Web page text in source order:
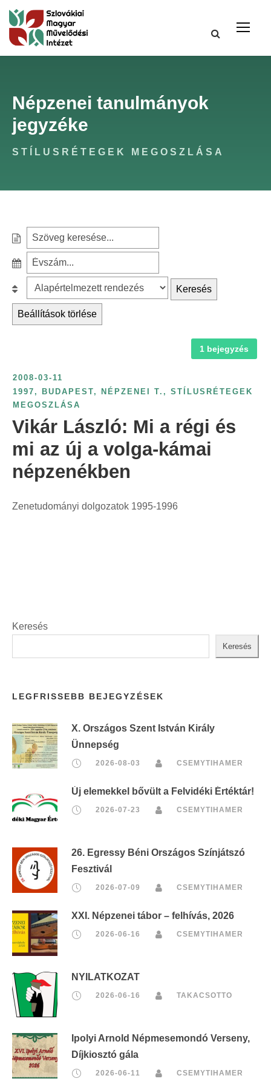
Népzenei tanulmányok
jegyzéke
STÍLUSRÉTEGEK MEGOSZLÁSA
e
c
h
:
z
é
v
s
z
á
m
s
z
r
e
s
l
á
:
Keresés
Beállítások törlése
1 bejegyzés
2008-03-11
1997 , BUDAPEST, NÉPZENEI T. , STÍLUSRÉTEGEK
MEGOSZLÁSA
Vikár László: Mi a régi és
mi az új a volga-kámai
népzenékben
Zenetudományi dolgozatok 1995-1996
Keresés
Keresés
LEGFRISSEBB BEJEGYZÉSEK
X. Országos Szent István Király
Ünnepség
2026-08-03 CSEMYTIHAMER
Új elemekkel bővült a Felvidéki Értéktár!
2026-07-23 CSEMYTIHAMER
26. Egressy Béni Országos Színjátszó
Fesztivál
2026-07-09 CSEMYTIHAMER
XXI. Népzenei tábor – felhívás, 2026
2026-06-16 CSEMYTIHAMER
NYILATKOZAT
2026-06-16 TAKACSOTTO
Ipolyi Arnold Népmesemondó Verseny,
Díjkiosztó gála
2026-06-11 CSEMYTIHAMER